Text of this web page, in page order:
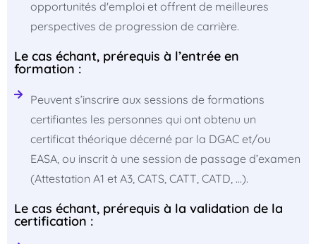
opportunités d'emploi et offrent de meilleures
perspectives de progression de carrière.
Le cas échant, prérequis à l’entrée en
formation :
Peuvent s’inscrire aux sessions de formations
certifiantes les personnes qui ont obtenu un
certificat théorique décerné par la DGAC et/ou
EASA, ou inscrit à une session de passage d’examen
(Attestation A1 et A3, CATS, CATT, CATD, ...).
Le cas échant, prérequis à la validation de la
certification :